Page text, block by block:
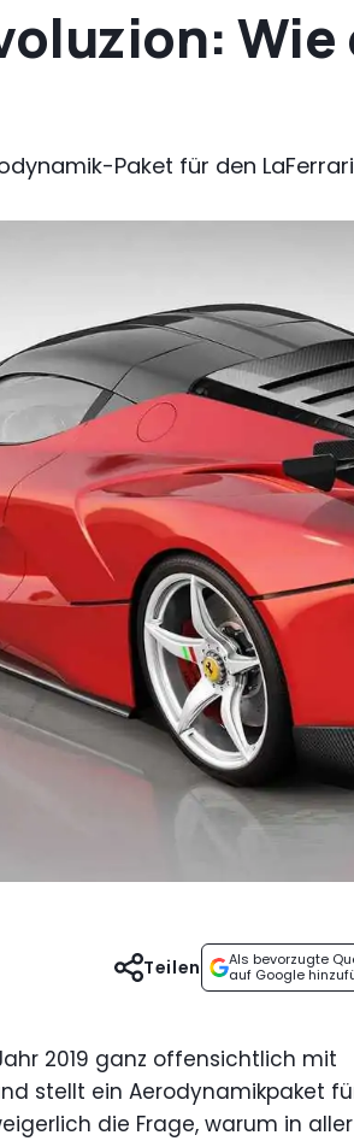
Wie
Paket für den
Als bevorzugte
auf Google
Teilen
2019 ganz offensichtlich mit
stellt ein Aerodynamikpaket
die Frage, warum in